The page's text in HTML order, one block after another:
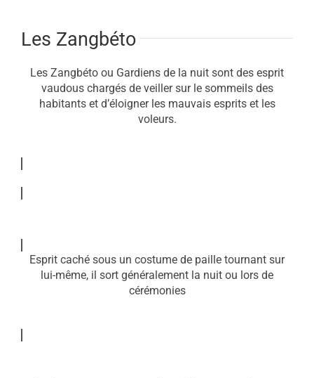
Les Zangbéto
Les Zangbéto ou Gardiens de la nuit sont des esprit
vaudous chargés de veiller sur le sommeils des
habitants et d’éloigner les mauvais esprits et les
voleurs.
Esprit caché sous un costume de paille tournant sur
lui-même, il sort généralement la nuit ou lors de
cérémonies